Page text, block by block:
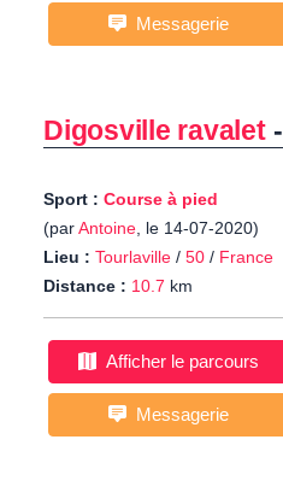
Messagerie
Digosville ravalet-
Sport : Course à pied
(parAntoine, le 14-07-2020)
Lieu : Tourlaville / 50 / France
Distance : 10.7 km
Afficher le parcours
Messagerie